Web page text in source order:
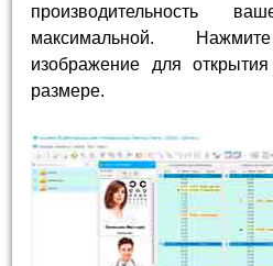
производительность
максимальной.
изображение для
размере.